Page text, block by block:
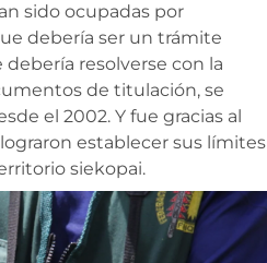
sido ocupadas por
debería ser un trámite
resolverse con la
de titulación, se
el 2002. Y fue gracias al
establecer sus límites
siekopai.